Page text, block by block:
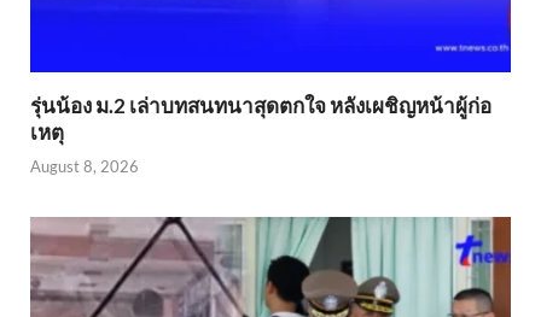
รุ่นน้อง ม.2 เล่าบทสนทนาสุดตกใจ หลังเผชิญหน้าผู้ก่อ
เหตุ
August 8, 2026